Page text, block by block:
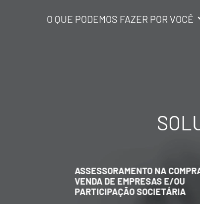
O QUE PODEMOS FAZER POR VOCÊ
O QUE PODEMOS FAZER POR VOCÊ
O QUE PODEMOS FAZER POR VOCÊ
ASSESSORAMENTO NA COMPRA E
VENDA DE EMPRESAS E/OU
PARTICIPAÇÃO SOCIETÁRIA